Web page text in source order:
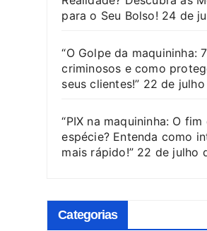
para o Seu Bolso! 24 de
“O Golpe da maquininha:
criminosos e como
seus clientes!” 22 de
“PIX na maquininha: O
espécie? Entenda como
mais rápido!” 22 de julho
Categorias